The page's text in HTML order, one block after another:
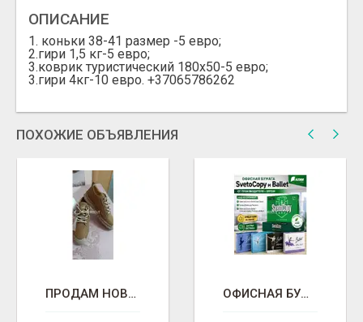
ОПИСАНИЕ
1. коньки 38-41 размер -5 евро;
2.гири 1,5 кг-5 евро;
3.коврик туристический 180х50-5 евро;
3.гири 4кг-10 евро. +37065786262
ПОХОЖИЕ ОБЪЯВЛЕНИЯ
ПРОДАМ НОВУЮ ЖЕНСКУЮ ОБУВЬ ОФИСНАЯ БУМАГА SVETOCOPY И BALLET ОТ ПРОИЗВОДИТЕЛЯ - ОПТОМ